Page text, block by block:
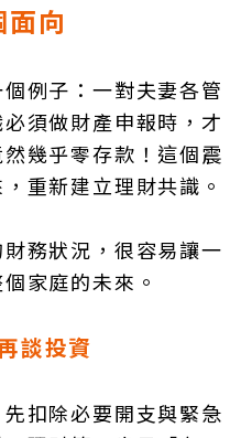
向
例子：一對夫妻各管
須做財產申報時，才
幾乎零存款！這個震
重新建立理財共識。
務狀況，很容易讓一
家庭的未來。
談投資
扣除必要開支與緊急